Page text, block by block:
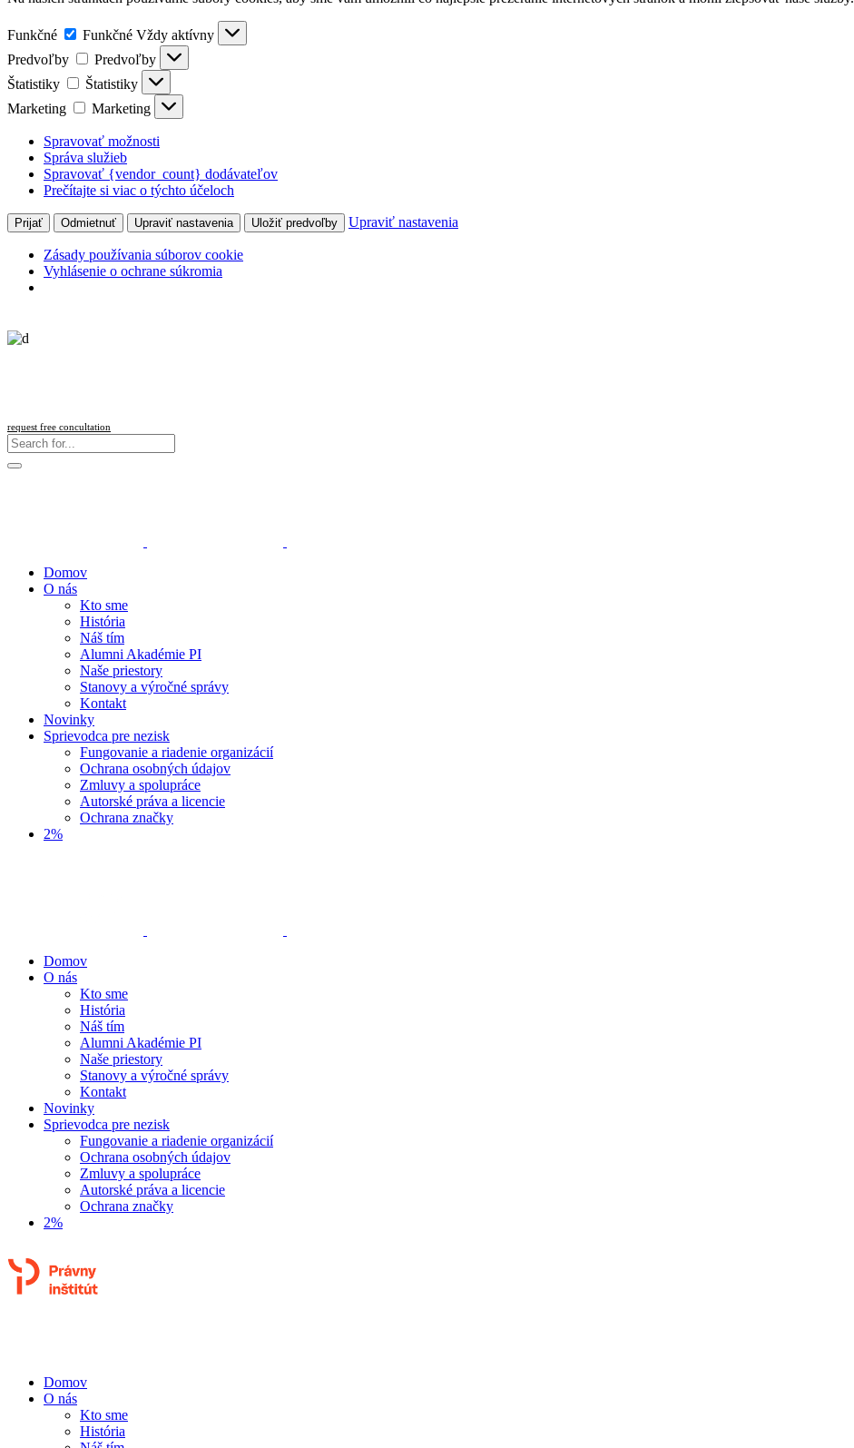
Funkčné Funkčné Vždy aktívny
Predvoľby
Predvoľby
Štatistiky
Štatistiky
Marketing
Marketing
Spravovať možnosti
Správa služieb
Spravovať {vendor_count} dodávateľov
Prečítajte si viac o týchto účeloch
Prijať Odmietnuť Upraviť nastavenia Uložiť predvoľby Upraviť nastavenia
Zásady používania súborov cookie
Vyhlásenie o ochrane súkromia
request free concultation
Domov
O nás
Kto sme
História
Náš tím
Alumni Akadémie PI
Naše priestory
Stanovy a výročné správy
Kontakt
Novinky
Sprievodca pre nezisk
Fungovanie a riadenie organizácií
Ochrana osobných údajov
Zmluvy a spolupráce
Autorské práva a licencie
Ochrana značky
2%
Domov
O nás
Kto sme
História
Náš tím
Alumni Akadémie PI
Naše priestory
Stanovy a výročné správy
Kontakt
Novinky
Sprievodca pre nezisk
Fungovanie a riadenie organizácií
Ochrana osobných údajov
Zmluvy a spolupráce
Autorské práva a licencie
Ochrana značky
2%
Domov
O nás
Kto sme
História